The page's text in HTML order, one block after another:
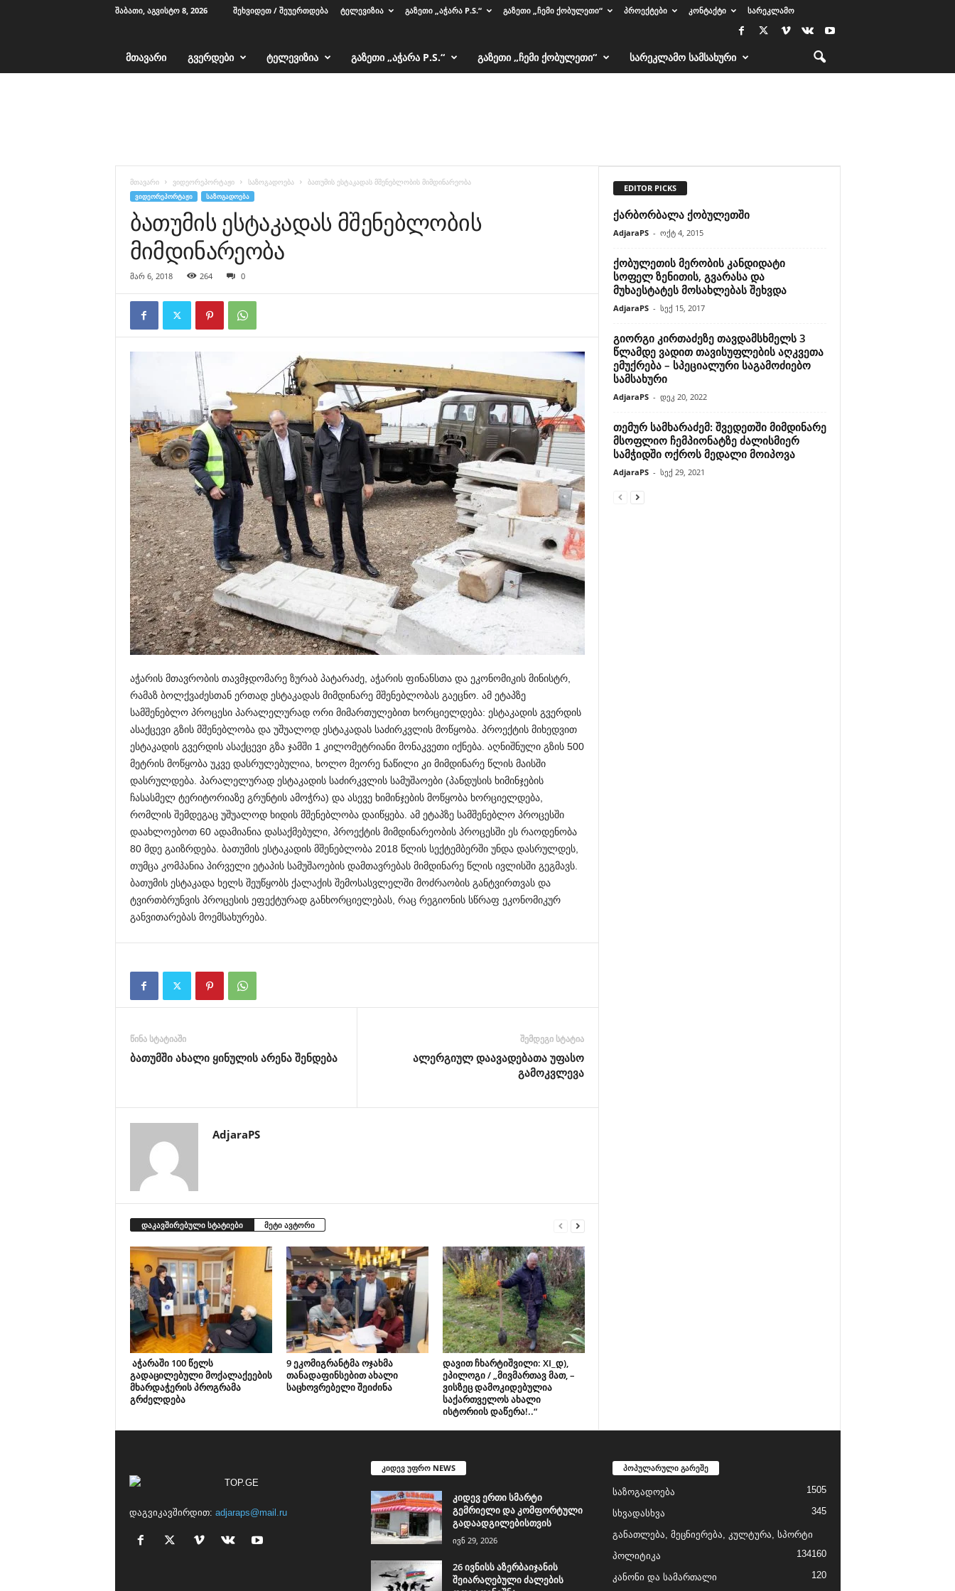
ᲨᲐᲑᲐᲗᲘ, ᲐᲒᲕᲘᲡᲢᲝ 8, 2026 ᲨᲔᲮᲕᲘᲓᲔᲗ / ᲨᲔᲣᲔᲠᲗᲓᲔᲑᲐ ᲢᲔᲚᲔᲕᲘᲖᲘᲐ ᲒᲐᲖᲔᲗᲘ „ᲐᲭᲐᲠᲐ P.S.“ ᲒᲐᲖᲔᲗᲘ „ᲩᲔᲛᲘ ᲥᲝᲑᲣᲚᲔᲗᲘ“ ᲞᲠᲝᲔᲥᲢᲔᲑᲘ ᲙᲝᲜᲢᲐᲥᲢᲘ ᲡᲐᲠᲔᲙᲚᲐᲛᲝ
ᲛᲗᲐᲕᲐᲠᲘ ᲒᲕᲔᲠᲓᲔᲑᲘ ᲢᲔᲚᲔᲕᲘᲖᲘᲐ ᲒᲐᲖᲔᲗᲘ „ᲐᲭᲐᲠᲐ P.S.“ ᲒᲐᲖᲔᲗᲘ „ᲩᲔᲛᲘ ᲥᲝᲑᲣᲚᲔᲗᲘ“ ᲡᲐᲠᲔᲙᲚᲐᲛᲝ ᲡᲐᲛᲡᲐᲮᲣᲠᲘ
მთავარი ვიდეორეპორტაჟი საზოგადოება ბათუმის ესტაკადას მშენებლობის მიმდინარეობა
ᲕᲘᲓᲔᲝᲠᲔᲞᲝᲠᲢᲐᲟᲘ ᲡᲐᲖᲝᲒᲐᲓᲝᲔᲑᲐ
ბათუმის ესტაკადას მშენებლობის
მიმდინარეობა
მარ 6, 2018 264 0
აჭარის მთავრობის თავმჯდომარე ზურაბ პატარაძე, აჭარის ფინანსთა და ეკონომიკის მინისტრ,
რამაზ ბოლქვაძესთან ერთად ესტაკადას მიმდინარე მშენებლობას გაეცნო. ამ ეტაპზე
სამშენებლო პროცესი პარალელურად ორი მიმართულებით ხორციელდება: ესტაკადის გვერდის
ასაქცევი გზის მშენებლობა და უშუალოდ ესტაკადას საძირკვლის მოწყობა. პროექტის მიხედვით
ესტაკადის გვერდის ასაქცევი გზა ჯამში 1 კილომეტრიანი მონაკვეთი იქნება. აღნიშნული გზის 500
მეტრის მოწყობა უკვე დასრულებულია, ხოლო მეორე ნაწილი კი მიმდინარე წლის მაისში
დასრულდება. პარალელურად ესტაკადის საძირკვლის სამუშაოები (პანდუსის ხიმინჯების
ჩასასმელ ტერიტორიაზე გრუნტის ამოჭრა) და ასევე ხიმინჯების მოწყობა ხორციელდება,
რომლის შემდეგაც უშუალოდ ხიდის მშენებლობა დაიწყება. ამ ეტაპზე სამშენებლო პროცესში
დაახლოებოთ 60 ადამიანია დასაქმებული, პროექტის მიმდინარეობის პროცესში ეს რაოდენობა
80 მდე გაიზრდება. ბათუმის ესტაკადის მშენებლობა 2018 წლის სექტემბერში უნდა დასრულდეს,
თუმცა კომპანია პირველი ეტაპის სამუშაოების დამთავრებას მიმდინარე წლის ივლისში გეგმავს.
ბათუმის ესტაკადა ხელს შეუწყობს ქალაქის შემოსასვლელში მოძრაობის განტვირთვას და
ტვირთბრუნვის პროცესის ეფექტურად განხორციელებას, რაც რეგიონის სწრაფ ეკონომიკურ
განვითარებას მოემსახურება.
წინა სტატიაში
ბათუმში ახალი ყინულის არენა შენდება
შემდეგი სტატია
ალერგიულ დაავადებათა უფასო
გამოკვლევა
AdjaraPS
დაკავშირებული სტატიები მეტი ავტორი
აჭარაში 100 წელს
გადაცილებული მოქალაქეების
მხარდაჭერის პროგრამა
გრძელდება
9 ეკომიგრანტმა ოჯახმა
თანადაფინსებით ახალი
საცხოვრებელი შეიძინა
დავით ჩხარტიშვილი: XI_დ),
ეპილოგი / „მივმართავ მათ, –
ვისზეც დამოკიდებულია
საქართველოს ახალი
ისტორიის დაწერა!..“
EDITOR PICKS
ქარბორბალა ქობულეთში
AdjaraPS - ოქტ 4, 2015
ქობულეთის მერობის კანდიდატი
სოფელ ზენითის, გვარასა და
მუხაესტატეს მოსახლებას შეხვდა
AdjaraPS - სექ 15, 2017
გიორგი კირთაძეზე თავდამსხმელს 3
წლამდე ვადით თავისუფლების აღკვეთა
ემუქრება – სპეციალური საგამოძიებო
სამსახური
AdjaraPS - დეკ 20, 2022
თემურ სამხარაძემ: შვედეთში მიმდინარე
მსოფლიო ჩემპიონატზე ძალისმიერ
სამჭიდში ოქროს მედალი მოიპოვა
AdjaraPS - სექ 29, 2021
დაგვიკავშირდით: adjaraps@mail.ru
კიდევ უფრო NEWS
კიდევ ერთი სმარტი
გემრიელი და კომფორტული
გადაადგილებისთვის
ივნ 29, 2026
26 ივნისს აზერბაიჯანის
შეიარაღებული ძალების
პოპულარული გარეშე
საზოგადოება 1505
სხვადასხვა 345
განათლება, მეცნიერება, კულტურა, სპორტი
160
პოლიტიკა 134
კანონი და სამართალი
120